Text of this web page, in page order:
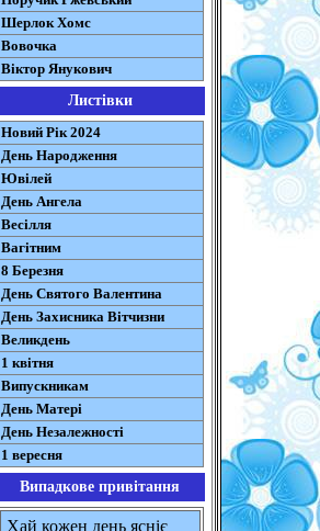
Шерлок Хомс
Вовочка
Віктор Янукович
Листівки
Новий Рік 2024
День Народження
Ювілей
День Ангела
Весілля
Вагітним
8 Березня
День Святого Валентина
День Захисника Вітчизни
Великдень
1 квітня
Випускникам
День Матері
День Незалежності
1 вересня
Випадкове привітання
Хай кожен день ясніє